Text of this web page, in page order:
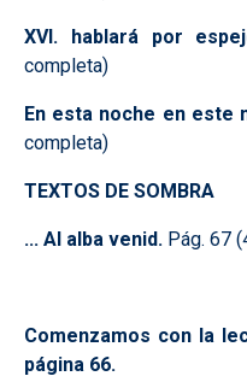
XVI. hablará por
completa)
En esta noche en este
completa)
TEXTOS DE SOMBRA
... Al alba venid. Pág. 67
Comenzamos con la
página 66.